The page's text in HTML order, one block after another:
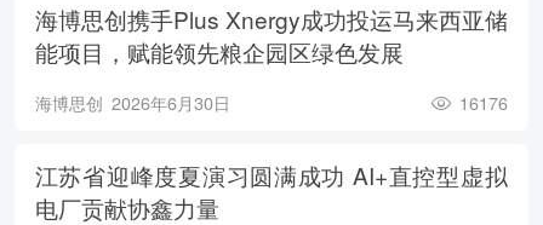
海博思创携手Plus Xnergy成功投运马来西亚储
能项目，赋能领先粮企园区绿色发展
海博思创 2026年6月30日 16176
江苏省迎峰度夏演习圆满成功 AI+直控型虚拟
电厂贡献协鑫力量